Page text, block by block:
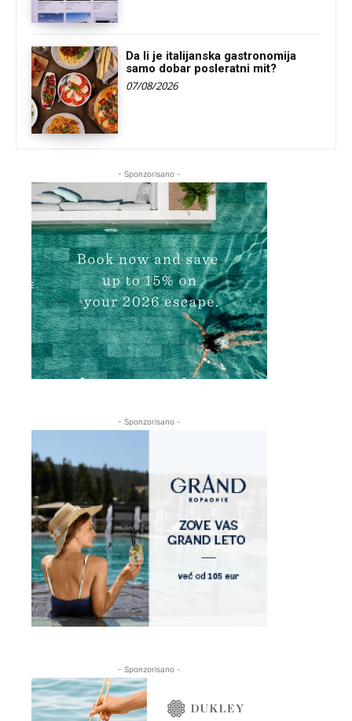
Da li je italijanska gastronomija
samo dobar posleratni mit?
07/08/2026
- Sponzorisano -
- Sponzorisano -
- Sponzorisano -